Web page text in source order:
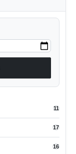
11
17
16